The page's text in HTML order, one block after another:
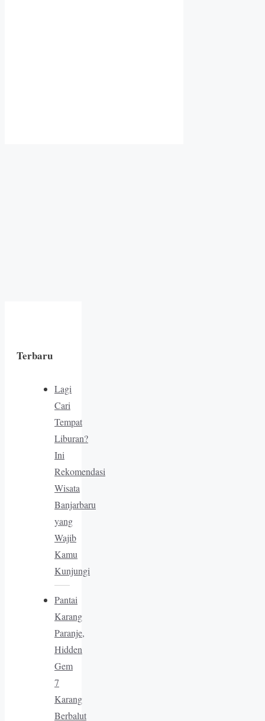
Terbaru
Lagi
Cari
Tempat
Liburan?
Ini
Rekomendasi
Wisata
Banjarbaru
yang
Wajib
Kamu
Kunjungi
Pantai
Karang
Paranje,
Hidden
Gem
7
Karang
Berbalut